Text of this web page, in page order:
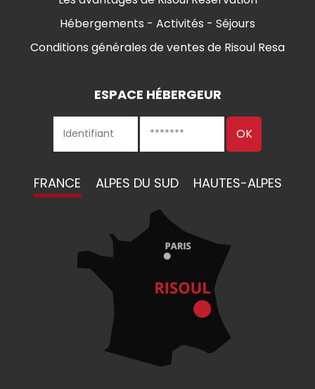
Hébergements - Activités - Séjours
Conditions générales de ventes de Risoul Resa
ESPACE HÉBERGEUR
FRANCE ALPES DU SUD HAUTES-ALPES